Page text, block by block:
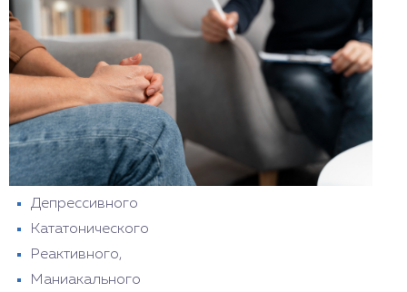
Депрессивного
Кататонического
Реактивного,
Маниакального